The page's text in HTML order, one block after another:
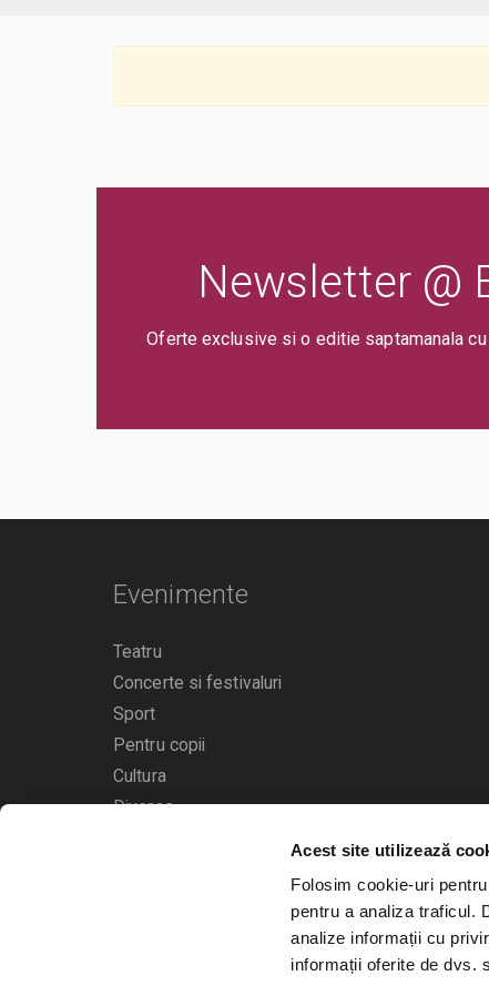
Acest site utilizează
Folosim cookie-uri
pentru a analiza traficul.
analize informații cu
informații oferite de dvs.
Newsletter @
Oferte exclusive si o editie saptamanala
Evenimente
Teatru
Concerte si festivaluri
Sport
Pentru copii
Cultura
Diverse
Calendarul evenimentelor